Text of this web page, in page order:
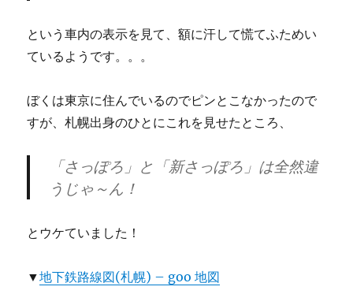
という車内の表示を見て、額に汗して慌てふためい
ているようです。。。
ぼくは東京に住んでいるのでピンとこなかったので
すが、札幌出身のひとにこれを見せたところ、
「さっぽろ」と「新さっぽろ」は全然違
うじゃ～ん！
とウケていました！
▼地下鉄路線図(札幌) – goo 地図